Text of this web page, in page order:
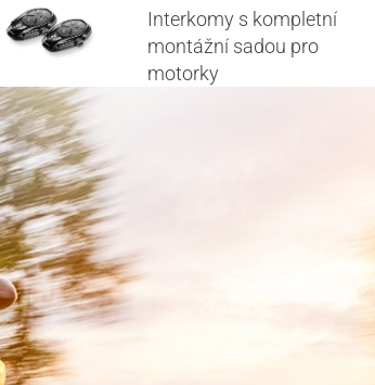
Interkomy s kompletní
montážní sadou pro
motorky